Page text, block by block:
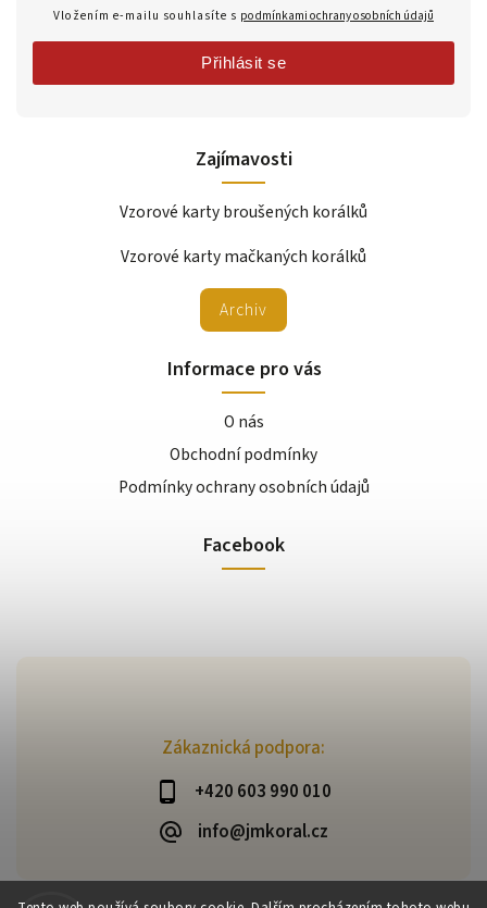
Zákaznická podpora:
+420 603 990 010
info@jmkoral.cz
Zajímavosti
Vzorové karty broušených korálků
Vzorové karty mačkaných korálků
Archiv
Vložením e-mailu souhlasíte s podmínkami ochrany osobních údajů
Přihlásit se
Informace pro vás
O nás
Obchodní podmínky
Podmínky ochrany osobních údajů
Facebook